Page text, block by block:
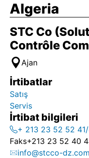
Algeria
STC Co
Contrôle
Ajan
İrtibatlar
Satış
Servis
İrtibat bilgileri
+ 213 23 52 52
Faks+213 23 52 40
info@stcco-dz.com